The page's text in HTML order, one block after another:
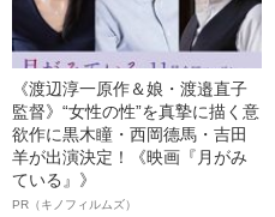
《渡辺淳一原作＆娘・渡邉直子
監督》“女性の性”を真摯に描く意
欲作に黒木瞳・西岡德馬・吉田
羊が出演決定！《映画『月がみ
ている』》
PR（キノフィルムズ）